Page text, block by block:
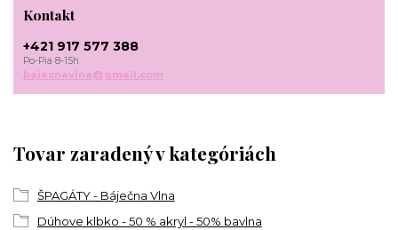
Tovar zaradený v kategóriách
ŠPAGÁTY - Báječna Vlna
Dúhove klbko - 50 % akryl - 50% bavlna
Kontakt
+421 917 577 388
Po-Pia 8-15h
bajecnavlna@gmail.com